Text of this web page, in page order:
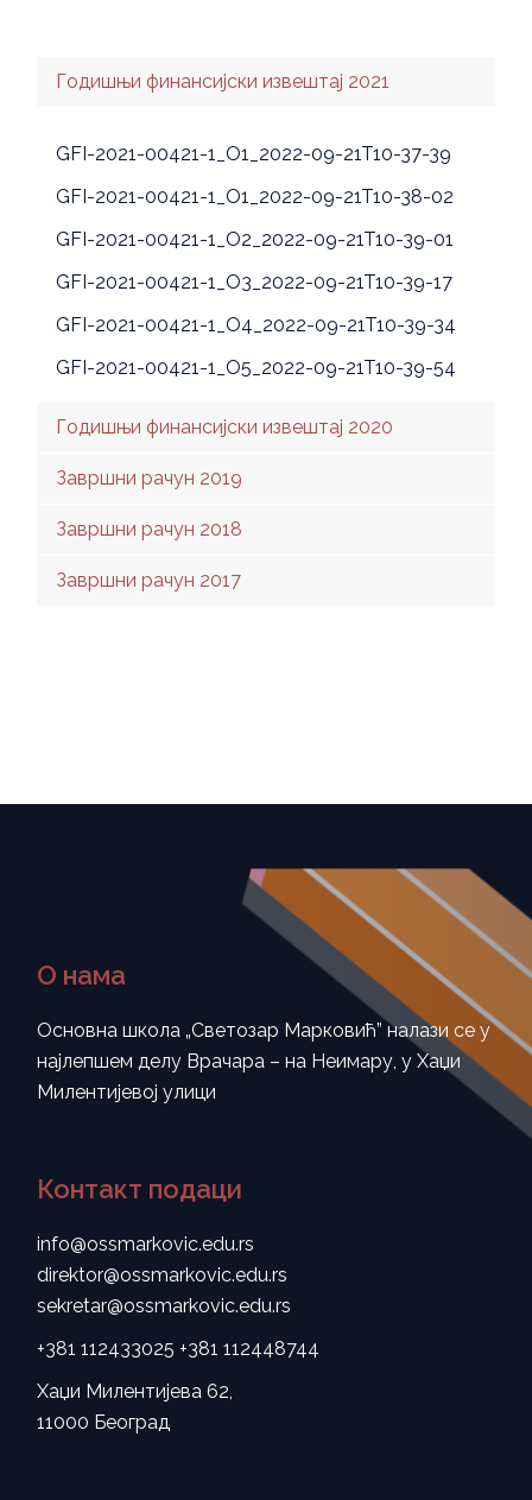
Годишњи финансијски извештај 2021
GFI-2021-00421-1_O1_2022-09-21T10-37-39
GFI-2021-00421-1_O1_2022-09-21T10-38-02
GFI-2021-00421-1_O2_2022-09-21T10-39-01
GFI-2021-00421-1_O3_2022-09-21T10-39-17
GFI-2021-00421-1_O4_2022-09-21T10-39-34
GFI-2021-00421-1_O5_2022-09-21T10-39-54
Годишњи финансијски извештај 2020
Завршни рачун 2019
Завршни рачун 2018
Завршни рачун 2017
О нама
Основна школа „Светозар Марковић” налази се у
најлепшем делу Врачара – на Неимару, у Хаџи
Милентијевој улици
Контакт подаци
info@ossmarkovic.edu.rs
direktor@ossmarkovic.edu.rs
sekretar@ossmarkovic.edu.rs
+381 112433025 +381 112448744
Хаџи Милентијева 62,
11000 Београд